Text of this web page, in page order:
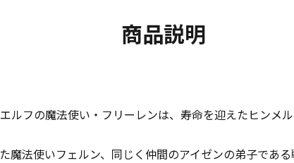
商品説明
ルフの魔法使い・フリーレンは、寿命を迎えたヒンメ
魔法使いフェルン、同じく仲間のアイゼンの弟子であ